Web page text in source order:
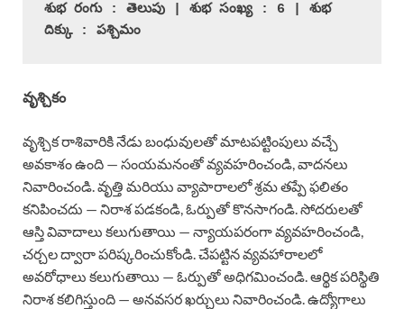
శుభ రంగు : తెలుపు | శుభ సంఖ్య : 6 | శుభ
దిక్కు : పశ్చిమం
వృశ్చికం
వృశ్చిక రాశివారికి నేడు బంధువులతో మాటపట్టింపులు వచ్చే
అవకాశం ఉంది — సంయమనంతో వ్యవహరించండి, వాదనలు
నివారించండి. వృత్తి మరియు వ్యాపారాలలో శ్రమ తప్పే ఫలితం
కనిపించదు — నిరాశ పడకండి, ఓర్పుతో కొనసాగండి. సోదరులతో
ఆస్తి వివాదాలు కలుగుతాయి — న్యాయపరంగా వ్యవహరించండి,
చర్చల ద్వారా పరిష్కరించుకోండి. చేపట్టిన వ్యవహారాలలో
అవరోధాలు కలుగుతాయి — ఓర్పుతో అధిగమించండి. ఆర్థిక పరిస్థితి
నిరాశ కలిగిస్తుంది — అనవసర ఖర్చులు నివారించండి. ఉద్యోగాలు